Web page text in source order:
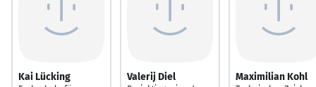
Kai Lücking Valerij Diel Maximilian Kohl